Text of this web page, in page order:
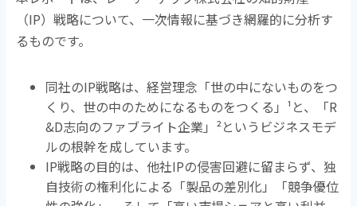
（IP）戦略について、一次情報に基づき網羅的に分析す
るものです。
同社のIP戦略は、経営理念「世の中にないものをつ
くり、世の中のためになるものをつくる」 ¹ と、「R
&D志向のファブライト企業」 ²というビジネスモデ
ルの根幹を成しています。
IP戦略の目的は、他社IPの侵害回避に留まらず、独
自技術の権利化による「製品の差別化」「競争優位